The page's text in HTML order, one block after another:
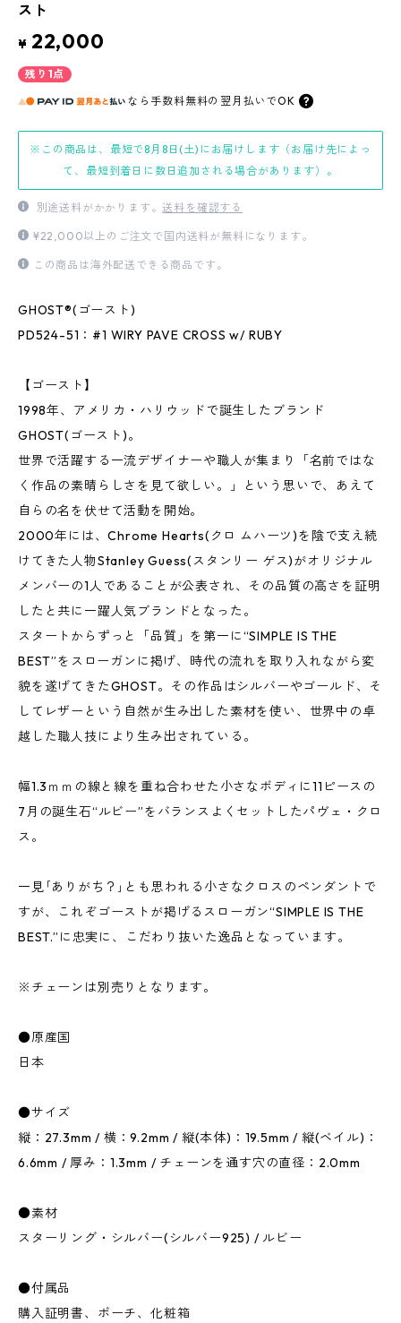
スト
¥ 22,000
残り1点
なら 手数料無料の 翌月払いでOK
※この商品は、最短で8月8日(土)にお届けします（お届け先によっ
て、最短到着日に数日追加される場合があります）。
別途送料がかかります。送料を確認する
¥22,000以上のご注文で国内送料が無料になります。
この商品は海外配送できる商品です。
GHOST®(ゴースト)
PD524-51：#1 WIRY PAVE CROSS w/ RUBY
【ゴースト】
1998年、アメリカ・ハリウッドで誕生したブランド
GHOST(ゴースト)。
世界で活躍する一流デザイナーや職人が集まり「名前ではな
く作品の素晴らしさを見て欲しい。」という思いで、あえて
自らの名を伏せて活動を開始。
2000年には、Chrome Hearts(クロ ムハーツ)を陰で支え続
けてきた人物Stanley Guess(スタンリー ゲス)がオリジナル
メンバーの1人であることが公表され、その品質の高さを証明
したと共に一躍人気ブランドとなった。
スタートからずっと「品質」を第一に“SIMPLE IS THE
BEST”をスローガンに掲げ、時代の流れを取り入れながら変
貌を遂げてきたGHOST。その作品はシルバーやゴールド、そ
してレザーという自然が生み出した素材を使い、世界中の卓
越した職人技により生み出されている。
幅1.3ｍｍの線と線を重ね合わせた小さなボディに11ピースの
7月の誕生石“ルビー”をバランスよくセットしたパヴェ・クロ
ス。
一見｢ありがち？｣とも思われる小さなクロスのペンダントで
すが、これぞゴーストが掲げるスローガン“SIMPLE IS THE
BEST.”に忠実に、こだわり抜いた逸品となっています。
※チェーンは別売りとなります。
●原産国
日本
●サイズ
縦：27.3mm / 横：9.2mm / 縦(本体)：19.5mm / 縦(ベイル)：
6.6mm / 厚み：1.3mm / チェーンを通す穴の直径：2.0mm
●素材
スターリング・シルバー(シルバー925) / ルビー
●付属品
購入証明書、ポーチ、化粧箱